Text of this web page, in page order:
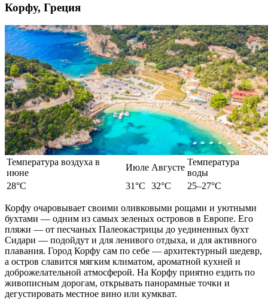
Корфу, Греция
Температура воздуха в
июне
Июле Августе
Температура
воды
28°C
31°C 32°C 25–27°C
Корфу очаровывает своими оливковыми рощами и уютными
бухтами — одним из самых зеленых островов в Европе. Его
пляжи — от песчаных Палеокастрицы до уединенных бухт
Сидари — подойдут и для ленивого отдыха, и для активного
плавания. Город Корфу сам по себе — архитектурный шедевр,
а остров славится мягким климатом, ароматной кухней и
доброжелательной атмосферой. На Корфу приятно ездить по
живописным дорогам, открывать панорамные точки и
дегустировать местное вино или кумкват.